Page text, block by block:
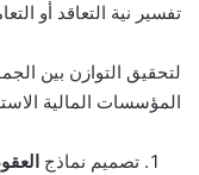
تفسير نية التعاقد أو
لتحقيق التوازن بين
المؤسسات المالية
تصميم نماذج